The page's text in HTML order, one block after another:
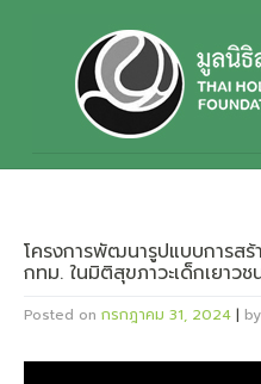
โครงการพัฒนารูปแบบการสร้
กทม. ในมิติสุขภาวะเด็กเยาว
Posted on กรกฎาคม 31, 2024 | by